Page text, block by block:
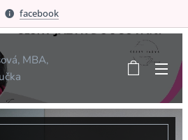
facebook
MBA,